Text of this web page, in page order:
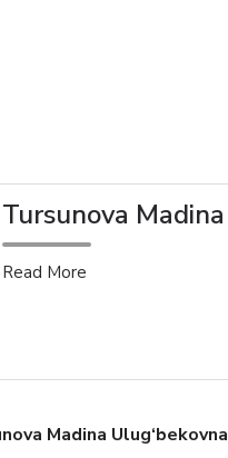
Tursunova
Read More
Madina Ulug‘bekovna